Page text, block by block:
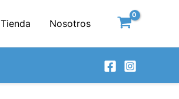
Tienda Nosotros